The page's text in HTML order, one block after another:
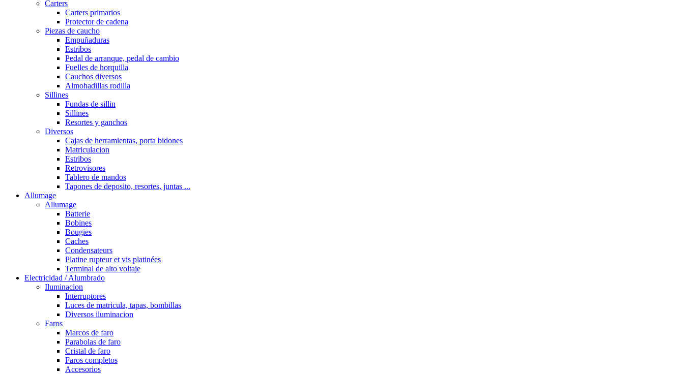
Carters
Carters primarios
Protector de cadena
Piezas de caucho
Empuñaduras
Estribos
Pedal de arranque, pedal de cambio
Fuelles de horquilla
Cauchos diversos
Almohadillas rodilla
Sillines
Fundas de sillin
Sillines
Resortes y ganchos
Diversos
Cajas de herramientas, porta bidones
Matriculacion
Estribos
Retrovisores
Tablero de mandos
Tapones de deposito, resortes, juntas ...
Allumage
Allumage
Batterie
Bobines
Bougies
Caches
Condensateurs
Platine rupteur et vis platinées
Terminal de alto voltaje
Electricidad / Alumbrado
Iluminacion
Interruptores
Luces de matricula, tapas, bombillas
Diversos iluminacion
Faros
Marcos de faro
Parabolas de faro
Cristal de faro
Faros completos
Accesorios